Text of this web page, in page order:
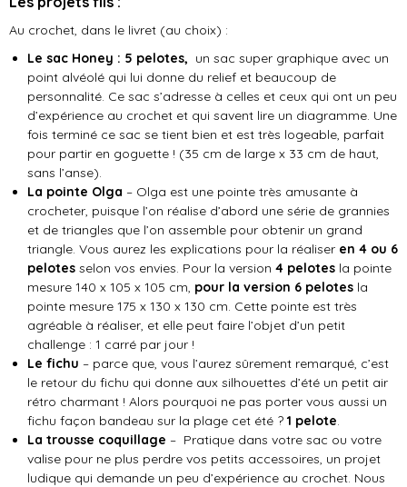
Au crochet, dans le livret (au choix) :
Le sac Honey : 5 pelotes, un sac super graphique avec un
point alvéolé qui lui donne du relief et beaucoup de
personnalité. Ce sac s’adresse à celles et ceux qui ont un peu
d’expérience au crochet et qui savent lire un diagramme. Une
fois terminé ce sac se tient bien et est très logeable, parfait
pour partir en goguette ! (35 cm de large x 33 cm de haut,
sans l’anse).
La pointe Olga – Olga est une pointe très amusante à
crocheter, puisque l’on réalise d’abord une série de grannies
et de triangles que l’on assemble pour obtenir un grand
triangle. Vous aurez les explications pour la réaliser en 4 ou 6
pelotes selon vos envies. Pour la version 4 pelotes la pointe
mesure 140 x 105 x 105 cm, pour la version 6 pelotes la
pointe mesure 175 x 130 x 130 cm. Cette pointe est très
agréable à réaliser, et elle peut faire l’objet d’un petit
challenge : 1 carré par jour !
Le fichu – parce que, vous l’aurez sûrement remarqué, c’est
le retour du fichu qui donne aux silhouettes d’été un petit air
rétro charmant ! Alors pourquoi ne pas porter vous aussi un
fichu façon bandeau sur la plage cet été ? 1 pelote
La trousse coquillage – Pratique dans votre sac ou votre
valise pour ne plus perdre vos petits accessoires, un projet
ludique qui demande un peu d’expérience au crochet. Nous